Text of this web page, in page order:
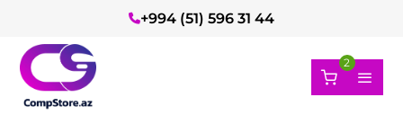
+994 (51) 596 31 44
2